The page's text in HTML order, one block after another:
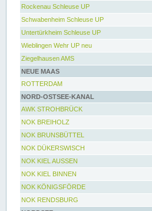
Rockenau Schleuse UP
Schwabenheim Schleuse UP
Untertürkheim Schleuse UP
Wieblingen Wehr UP neu
Ziegelhausen AMS
NEUE MAAS
ROTTERDAM
NORD-OSTSEE-KANAL
AWK STROHBRÜCK
NOK BREIHOLZ
NOK BRUNSBÜTTEL
NOK DÜKERSWISCH
NOK KIEL AUSSEN
NOK KIEL BINNEN
NOK KÖNIGSFÖRDE
NOK RENDSBURG